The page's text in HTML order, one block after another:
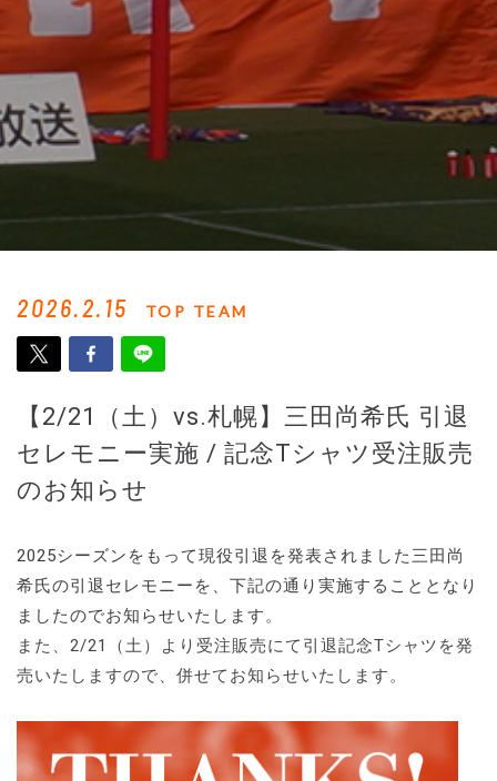
2026.2.15 TOP TEAM
【2/21（土）vs.札幌】三田尚希氏 引退
セレモニー実施 / 記念Tシャツ受注販売
のお知らせ
2025シーズンをもって現役引退を発表されました三田尚
希氏の引退セレモニーを、下記の通り実施することとなり
ましたのでお知らせいたします。
また、2/21（土）より受注販売にて引退記念Tシャツを発
売いたしますので、併せてお知らせいたします。